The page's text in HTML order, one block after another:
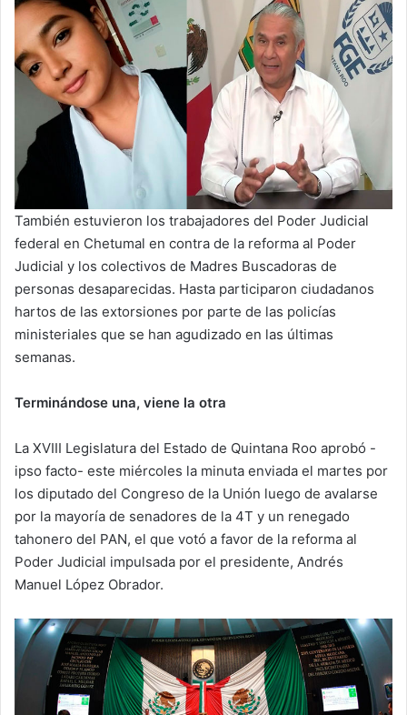
También estuvieron los trabajadores del Poder Judicial
federal en Chetumal en contra de la reforma al Poder
Judicial y los colectivos de Madres Buscadoras de
personas desaparecidas. Hasta participaron ciudadanos
hartos de las extorsiones por parte de las policías
ministeriales que se han agudizado en las últimas
semanas.
Terminándose una, viene la otra
La XVIII Legislatura del Estado de Quintana Roo aprobó -
ipso facto- este miércoles la minuta enviada el martes por
los diputado del Congreso de la Unión luego de avalarse
por la mayoría de senadores de la 4T y un renegado
tahonero del PAN, el que votó a favor de la reforma al
Poder Judicial impulsada por el presidente, Andrés
Manuel López Obrador.